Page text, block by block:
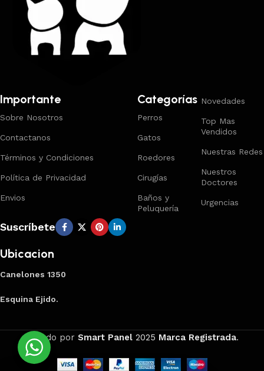
Importante
Sobre Nosotros
Contactanos
Términos y Condiciones
Política de Privacidad
Envios
Categorías
Perros
Gatos
Roedores
Cirugías
Baños y
Peluquería
Novedades
Top Mas
Vendidos
Nuestras Redes
Nuestros
Doctores
Urgencias
Suscríbete
Ubicacion
Canelones 1350
Esquina Ejido.
Creado por Smart Panel 2025 Marca Registrada.